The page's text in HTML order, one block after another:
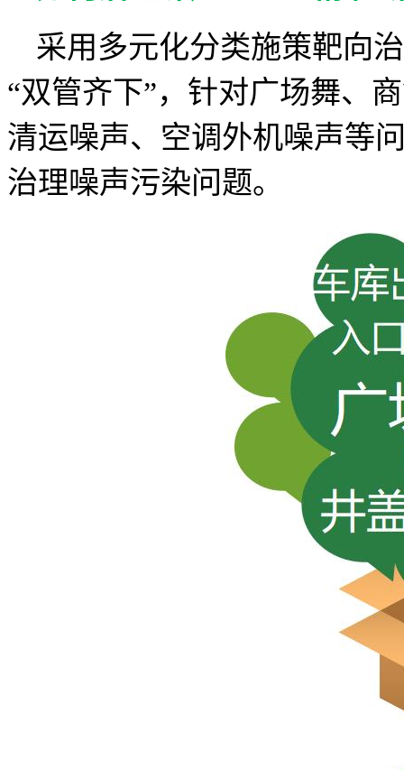
采用多元化分类施策靶向
“双管齐下”，针对广场舞、
清运噪声、空调外机噪声等
治理噪声污染问题。